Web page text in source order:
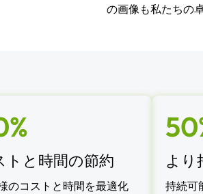
の画像も私たちの
トと時間の節約
のコストと時間を最適化
より
持続可